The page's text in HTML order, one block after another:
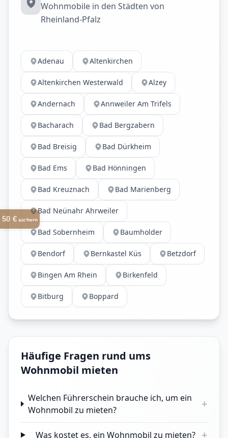
Wohnmobile in den Städten von
Rheinland-Pfalz
Adenau Altenkirchen
Altenkirchen Westerwald Alzey
Andernach Annweiler Am Trifels
Bacharach Bad Bergzabern
Bad Breisig Bad Dürkheim
Bad Ems Bad Hönningen
Bad Kreuznach Bad Marienberg
Bad Neünahr Ahrweiler
Bad Sobernheim Baumholder
Bendorf Bernkastel Küs Betzdorf
Bingen Am Rhein Birkenfeld
Bitburg Boppard
Häufige Fragen rund ums
Wohnmobil mieten
Welchen Führerschein brauche ich, um ein
Wohnmobil zu mieten?
+
Was kostet es, ein Wohnmobil zu mieten? +
50 €sichern